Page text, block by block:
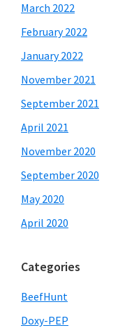
March 2022
February 2022
January 2022
November 2021
September 2021
April 2021
November 2020
September 2020
May 2020
April 2020
Categories
BeefHunt
Doxy-PEP